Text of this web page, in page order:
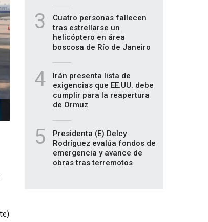
3
Cuatro personas fallecen
tras estrellarse un
helicóptero en área
boscosa de Río de Janeiro
4
Irán presenta lista de
exigencias que EE.UU. debe
cumplir para la reapertura
de Ormuz
5
Presidenta (E) Delcy
Rodríguez evalúa fondos de
emergencia y avance de
obras tras terremotos